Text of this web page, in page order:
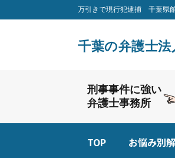
万引きで現行犯逮捕 千葉県
千葉の弁護士法
刑事事件に強い
弁護士事務所
TOP お悩み別